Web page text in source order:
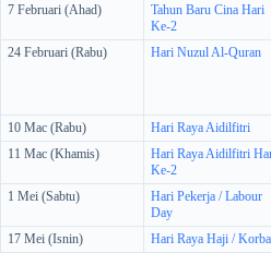
7 Februari (Ahad)
Tahun Baru Cina Hari
Ke-2
24 Februari (Rabu) Hari Nuzul Al-Quran
10 Mac (Rabu)
Hari Raya Aidilfitri
11 Mac (Khamis)
Hari Raya Aidilfitri
Ke-2
1 Mei (Sabtu)
Hari Pekerja / Labour
Day
17 Mei (Isnin) Hari Raya Haji /